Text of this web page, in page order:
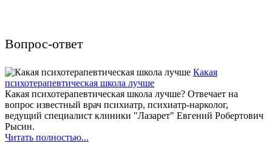
Вопрос-ответ
Какая
психотерапевтическая школа лучше
Какая психотерапевтическая школа лучше? Отвечает на
вопрос известный врач психиатр, психиатр-нарколог,
ведущий специалист клиники "Лазарет" Евгений Робертович
Рысин.
Читать полностью...